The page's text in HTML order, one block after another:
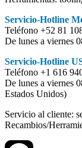
Servicio-Hotline
Teléfono +52 81
De lunes a viernes
Servicio-Hotline
Teléfono +1 616
De lunes a viernes
Estados Unidos)
Servicio al cliente:
Recambios/